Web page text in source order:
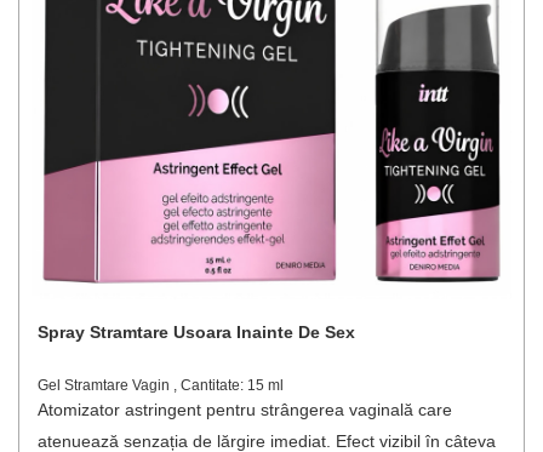
Spray Stramtare Usoara Inainte De Sex
Gel Stramtare Vagin , Cantitate: 15 ml
Atomizator astringent pentru strângerea vaginală care
atenuează senzația de lărgire imediat. Efect vizibil în câteva